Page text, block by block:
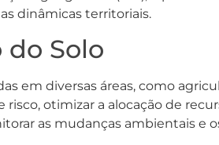
dinâmicas territoriais.
Solo
em diversas áreas, como
otimizar a alocação de
as mudanças ambientais e